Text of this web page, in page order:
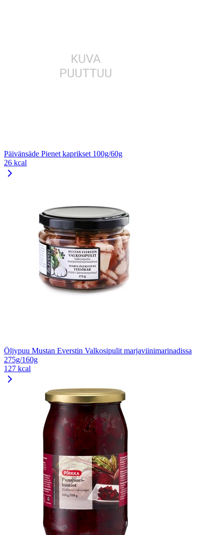
Päivänsäde Pienet kaprikset 100g/60g
26 kcal
Öljypuu Mustan Everstin Valkosipulit marjaviinimarinadissa
275g/160g
127 kcal